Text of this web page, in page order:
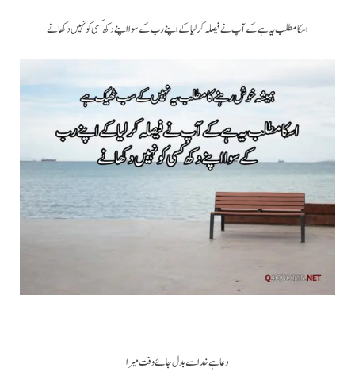
اسکا مطلب یہ ہے کے آپ نے فیصلہ کرلیا کے اپنے رب کے سوا اپنے دکھ کسی کو نہیں دکھانے
دعا ہے خدا سے بدل جائے وقت میرا